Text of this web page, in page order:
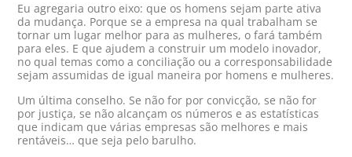
Eu agregaria outro eixo: que os homens sejam parte ativa
da mudança. Porque se a empresa na qual trabalham se
tornar um lugar melhor para as mulheres, o fará também
para eles. E que ajudem a construir um modelo inovador,
no qual temas como a conciliação ou a corresponsabilidade
sejam assumidas de igual maneira por homens e mulheres.
Um última conselho. Se não for por convicção, se não for
por justiça, se não alcançam os números e as estatísticas
que indicam que várias empresas são melhores e mais
rentáveis… que seja pelo barulho.